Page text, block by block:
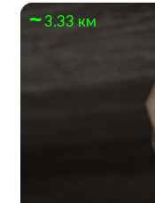
3.33 км